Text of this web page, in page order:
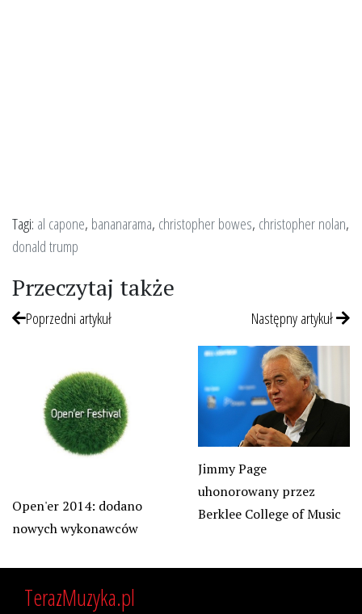
Tagi: al capone, bananarama, christopher bowes, christopher nolan,
donald trump
Przeczytaj także
Poprzedni artykuł
Open'er 2014: dodano
nowych wykonawców
Następny artykuł
Jimmy Page
uhonorowany przez
Berklee College of Music
TerazMuzyka.pl